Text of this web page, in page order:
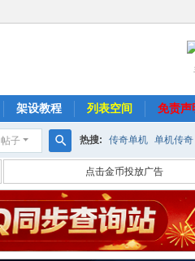
架设教程 列表空间 免责声
帖子
搜
索
热搜: 传奇单机 单机传奇
点击金币投放广告